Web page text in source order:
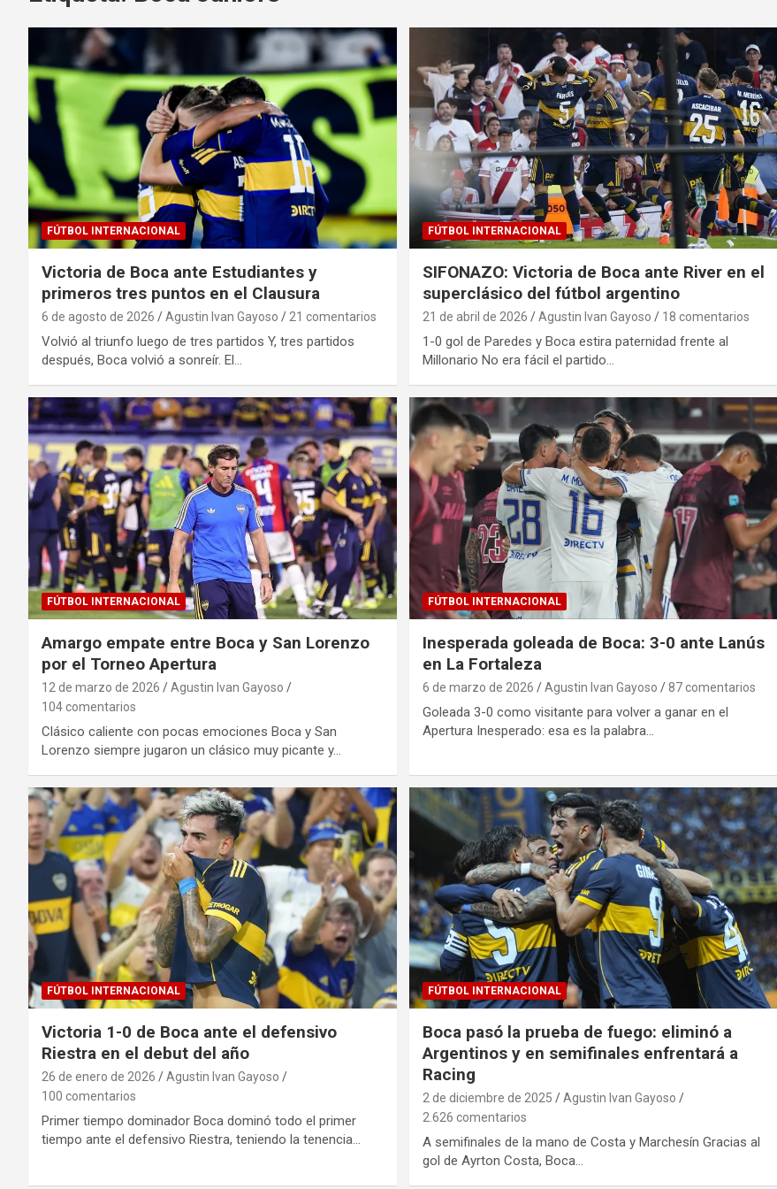
FÚTBOL INTERNACIONAL
Victoria de Boca ante Estudiantes y
primeros tres puntos en el Clausura
6 de agosto de 2026 Agustin Ivan Gayoso 21 comentarios
Volvió al triunfo luego de tres partidos Y, tres partidos
después, Boca volvió a sonreír. El…
FÚTBOL INTERNACIONAL
SIFONAZO: Victoria de Boca ante River en el
superclásico del fútbol argentino
21 de abril de 2026 Agustin Ivan Gayoso 18 comentarios
1-0 gol de Paredes y Boca estira paternidad frente al
Millonario No era fácil el partido…
FÚTBOL INTERNACIONAL
Amargo empate entre Boca y San Lorenzo
por el Torneo Apertura
12 de marzo de 2026
Agustin Ivan Gayoso
104 comentarios
Clásico caliente con pocas emociones Boca y San
Lorenzo siempre jugaron un clásico muy picante y…
FÚTBOL INTERNACIONAL
Inesperada goleada de Boca: 3-0 ante Lanús
en La Fortaleza
6 de marzo de 2026 Agustin Ivan Gayoso 87 comentarios
Goleada 3-0 como visitante para volver a ganar en el
Apertura Inesperado: esa es la palabra…
FÚTBOL INTERNACIONAL
Victoria 1-0 de Boca ante el defensivo
Riestra en el debut del año
26 de enero de 2026
Agustin Ivan Gayoso
100 comentarios
Primer tiempo dominador Boca dominó todo el primer
tiempo ante el defensivo Riestra, teniendo la tenencia…
FÚTBOL INTERNACIONAL
Boca pasó la prueba de fuego: eliminó a
Argentinos y en semifinales enfrentará a
Racing
2 de diciembre de 2025
Agustin Ivan Gayoso
2.626 comentarios
A semifinales de la mano de Costa y Marchesín Gracias al
gol de Ayrton Costa, Boca…